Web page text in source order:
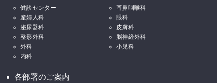
健診センター
耳鼻咽喉科
産婦人科
眼科
泌尿器科
皮膚科
整形外科
脳神経外科
外科
小児科
内科
各部署のご案内